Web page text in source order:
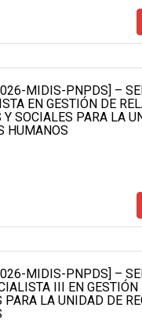
MIDIS-PNPDS] –
EN GESTIÓN DE
Y SOCIALES PARA LA
HUMANOS
MIDIS-PNPDS] –
III EN GESTIÓN
PARA LA UNIDAD DE